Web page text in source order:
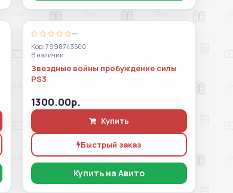
—
Код: 7998743500
В наличии
Звездные войны пробуждение силы
PS3
1300.00р.
Купить
Быстрый заказ
Купить на Авито